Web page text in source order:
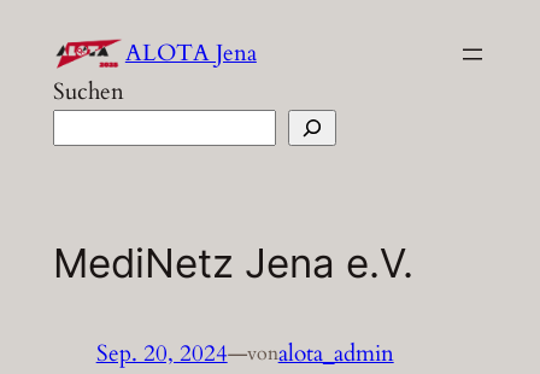
Inhalt
springen
ALOTA Jena
Suchen
MediNetz Jena e.V.
Sep. 20, 2024—vonalota_admin